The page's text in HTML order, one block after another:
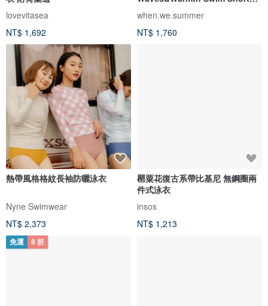
lovevitasea
NT$ 1,692
(僅褲裝)
when.we.summer
NT$ 1,760
熱帶風格格紋長袖防曬泳衣
Nyne Swimwear
NT$ 2,373
罌粟花復古系帶比基尼 無鋼圈兩
件式泳衣
insos
NT$ 1,213
免運 8 折